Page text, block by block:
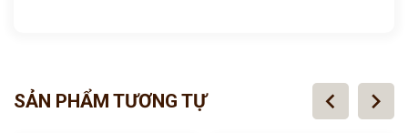
SẢN PHẨM TƯƠNG TỰ chevron_left chevron_right